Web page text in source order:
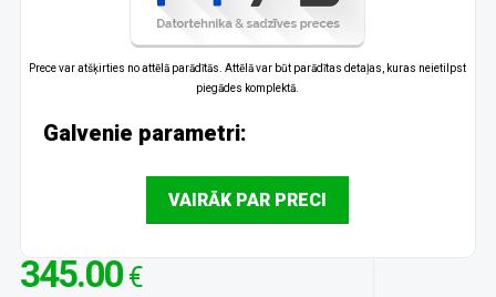
Prece var atšķirties no attēlā parādītās. Attēlā var būt parādītas detaļas, kuras neietilpst
piegādes komplektā.
Galvenie parametri:
VAIRĀK PAR PRECI
345.00 €